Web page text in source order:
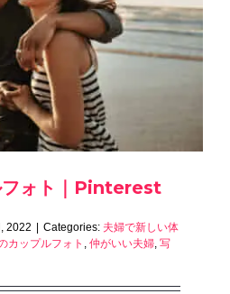
フォト｜Pinterest
2022 Categories: 夫婦で新しい体
カップルフォト , 仲がいい夫婦, 写